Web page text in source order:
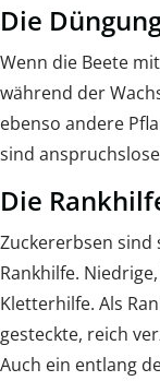
Die
Wenn die Beete
während der
ebenso andere
sind
Die
Zuckererbsen
Rankhilfe.
Kletterhilfe. Als
gesteckte, reich
Auch ein entlang